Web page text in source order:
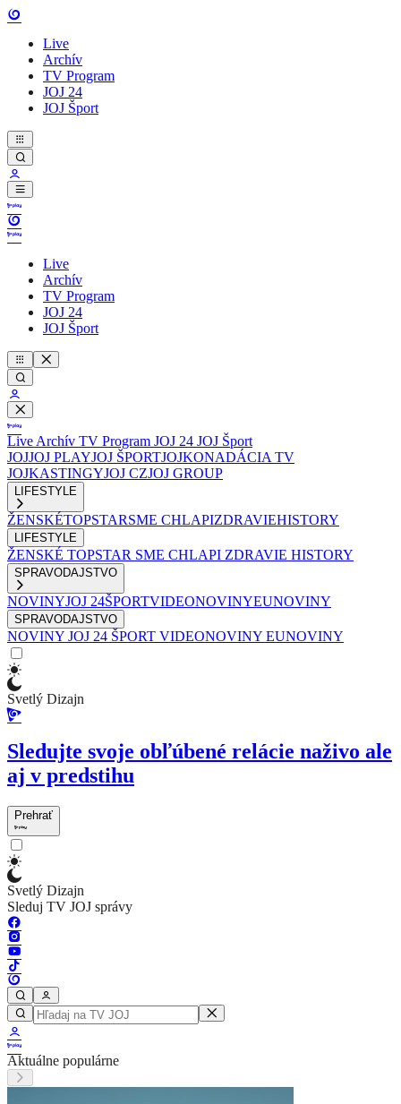
Live
Archív
TV Program
JOJ 24
JOJ Šport
Live
Archív
TV Program
JOJ 24
JOJ Šport
Live Archív TV Program JOJ 24 JOJ Šport
JOJJOJ PLAYJOJ ŠPORTJOJKONADÁCIA TV
JOJKASTINGYJOJ CZJOJ GROUP
LIFESTYLE
ŽENSKÉTOPSTARSME CHLAPIZDRAVIEHISTORY
LIFESTYLE
ŽENSKÉ TOPSTAR SME CHLAPI ZDRAVIE HISTORY
SPRAVODAJSTVO
NOVINYJOJ 24ŠPORTVIDEONOVINYEUNOVINY
SPRAVODAJSTVO
NOVINY JOJ 24 ŠPORT VIDEONOVINY EUNOVINY
Svetlý Dizajn
Sledujte svoje obľúbené relácie naživo ale
aj v predstihu
Prehrať
Svetlý Dizajn
Sleduj TV JOJ správy
Aktuálne populárne